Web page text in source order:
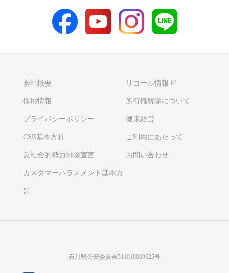
会社概要 リコール情報
採用情報 所有権解除について
プライバシーポリシー 健康経営
CSR基本方針 ご利用にあたって
反社会的勢力排除宣言 お問い合わせ
カスタマーハラスメント基本方
針
石川県公安委員会511010009625号